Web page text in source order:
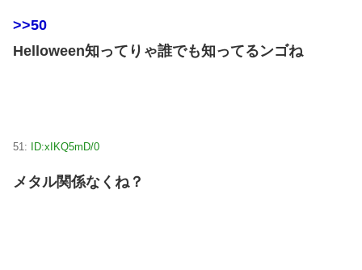
>>50
Helloween知ってりゃ誰でも知ってるンゴね
51: ID:xIKQ5mD/0
メタル関係なくね？